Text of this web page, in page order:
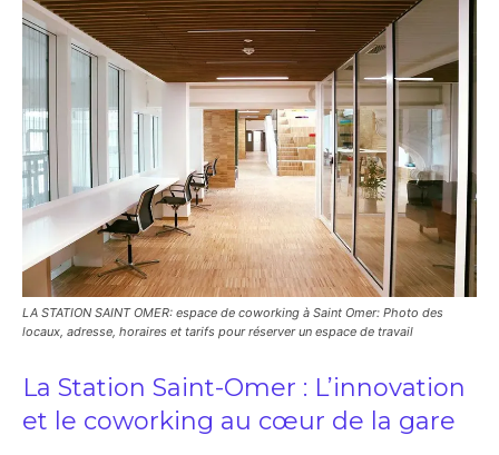
LA STATION SAINT OMER: espace de coworking à Saint Omer: Photo des
locaux, adresse, horaires et tarifs pour réserver un espace de travail
La Station Saint-Omer : L’innovation
et le coworking au cœur de la gare